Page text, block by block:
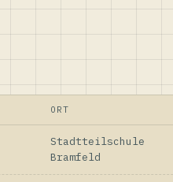
ORT
Stadtteilschule
Bramfeld